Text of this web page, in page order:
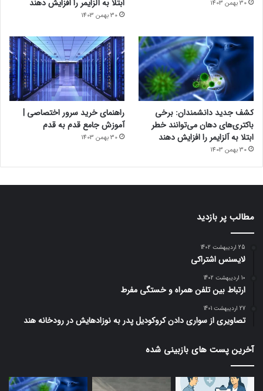
30 بهمن 1403
ابتلا به آلزایمر را افزایش دهند
30 بهمن 1403
کشف جدید دانشمندان: برخی
باکتری‌های دهان می‌توانند خطر
ابتلا به آلزایمر را افزایش دهند
30 بهمن 1403
راهنمای خرید سرور اختصاصی |
آموزش جامع قدم به قدم
30 بهمن 1403
مطالب پر بازدید
25 اردیبهشت 1402
لایسنس اشتراکی
10 اردیبهشت 1402
ارتباط بین تلفن همراه و خستگی مفرط
27 اردیبهشت 1401
تصاویری از سواری دادن کروکودیل پدر به نوزادهایش در رودخانه هند
آخرین پست های بازبینی شده